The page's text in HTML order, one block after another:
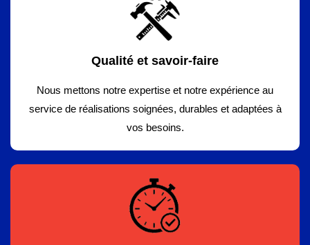
Qualité et savoir-faire
Nous mettons notre expertise et notre expérience au
service de réalisations soignées, durables et adaptées à
vos besoins.